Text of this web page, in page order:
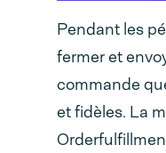
Pendant les
fermer et
commande
et fidèles. La